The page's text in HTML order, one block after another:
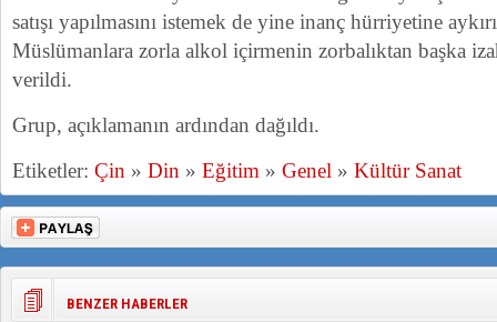
satışı yapılmasını istemek de yine inanç hürriyetine
Müslümanlara zorla alkol içirmenin zorbalıktan başka
verildi.
Grup, açıklamanın ardından dağıldı.
Etiketler: Çin » Din » Eğitim » Genel » Kültür Sanat
BENZER HABERLER